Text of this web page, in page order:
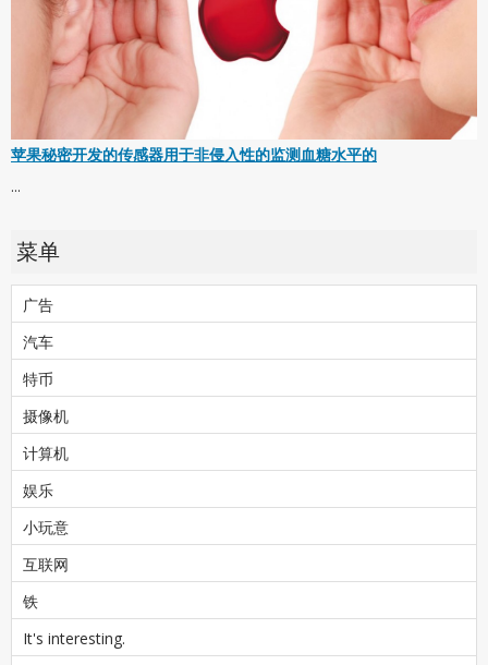
苹果秘密开发的传感器用于非侵入性的监测血糖水平的
...
菜单
广告
汽车
特币
摄像机
计算机
娱乐
小玩意
互联网
铁
It's interesting.